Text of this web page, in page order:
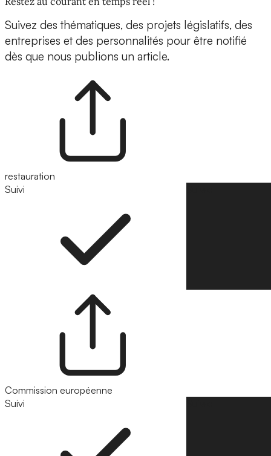
Suivez des thématiques, des projets législatifs, des
entreprises et des personnalités pour être notifié
dès que nous publions un article.
restauration
Suivi
Commission européenne
Suivi